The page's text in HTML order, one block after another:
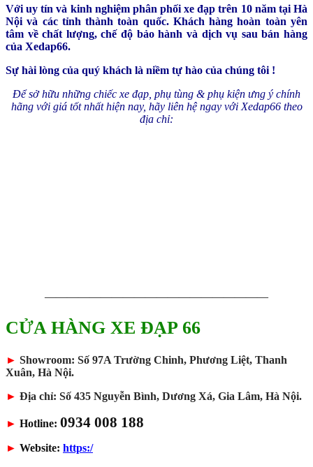
Với uy tín và kinh nghiệm phân phối xe đạp trên 10 năm tại Hà
Nội và các tỉnh thành toàn quốc. Khách hàng hoàn toàn yên
tâm về chất lượng, chế độ bảo hành và dịch vụ sau bán hàng
của Xedap66.
Sự hài lòng của quý khách là niềm tự hào của chúng tôi !
Để sở hữu những chiếc xe đạp, phụ tùng & phụ kiện ưng ý chính
hãng với giá tốt nhất hiện nay, hãy liên hệ ngay với Xedap66 theo
địa chỉ:
————————————————————
CỬA HÀNG XE ĐẠP 66
► Showroom: Số 97A Trường Chinh, Phương Liệt, Thanh
Xuân, Hà Nội.
► Địa chỉ: Số 435 Nguyễn Bình, Dương Xá, Gia Lâm, Hà Nội.
► Hotline: 0934 008 188
► Website: https:/